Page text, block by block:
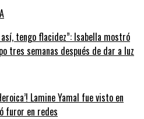
tengo flacidez”: Isabella mostró
tres semanas después de dar a luz
Lamine Yamal fue visto en
furor en redes